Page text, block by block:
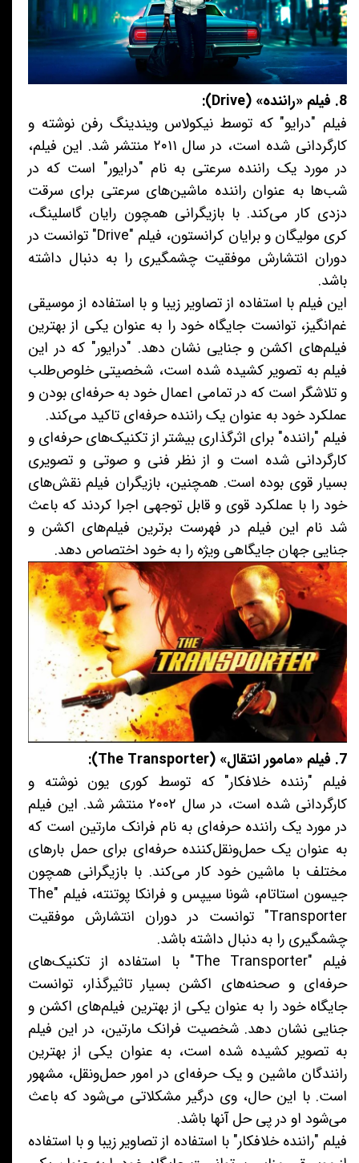
8. فیلم «راننده» (Drive):
فیلم "درایو" که توسط نیکولاس ویندینگ رفن نوشته و
کارگردانی شده است، در سال ۲۰۱۱ منتشر شد. این فیلم،
در مورد یک راننده سرعتی به نام "درایور" است که در
شب‌ها به عنوان راننده ماشین‌های سرعتی برای سرقت
دزدی کار می‌کند. با بازیگرانی همچون رایان گاسلینگ،
کری مولیگان و برایان کرانستون، فیلم "Drive" توانست در
دوران انتشارش موفقیت چشمگیری را به دنبال داشته
باشد.
این فیلم با استفاده از تصاویر زیبا و با استفاده از موسیقی
غم‌انگیز، توانست جایگاه خود را به عنوان یکی از بهترین
فیلم‌های اکشن و جنایی نشان دهد. "درایور" که در این
فیلم به تصویر کشیده شده است، شخصیتی خلوص‌طلب
و تلاشگر است که در تمامی اعمال خود به حرفه‌ای بودن و
عملکرد خود به عنوان یک راننده حرفه‌ای تاکید می‌کند.
فیلم "راننده" برای اثرگذاری بیشتر از تکنیک‌های حرفه‌ای و
کارگردانی شده است و از نظر فنی و صوتی و تصویری
بسیار قوی بوده است. همچنین، بازیگران فیلم نقش‌های
خود را با عملکرد قوی و قابل توجهی اجرا کردند که باعث
شد نام این فیلم در فهرست برترین فیلم‌های اکشن و
جنایی جهان جایگاهی ویژه را به خود اختصاص دهد.
7. فیلم «مامور انتقال» (The Transporter):
فیلم "رننده خلافکار" که توسط کوری یون نوشته و
کارگردانی شده است، در سال ۲۰۰۲ منتشر شد. این فیلم
در مورد یک راننده حرفه‌ای به نام فرانک مارتین است که
به عنوان یک حمل‌ونقل‌کننده حرفه‌ای برای حمل بارهای
مختلف با ماشین خود کار می‌کند. با بازیگرانی همچون
جیسون استاتام، شونا سیپس و فرانکا پوتنته، فیلم "The
Transporter" توانست در دوران انتشارش موفقیت
چشمگیری را به دنبال داشته باشد.
فیلم "The Transporter" با استفاده از تکنیک‌های
حرفه‌ای و صحنه‌های اکشن بسیار تاثیرگذار، توانست
جایگاه خود را به عنوان یکی از بهترین فیلم‌های اکشن و
جنایی نشان دهد. شخصیت فرانک مارتین، در این فیلم
به تصویر کشیده شده است، به عنوان یکی از بهترین
رانندگان ماشین و یک حرفه‌ای در امور حمل‌ونقل، مشهور
است. با این حال، وی درگیر مشکلاتی می‌شود که باعث
می‌شود او در پی حل آنها باشد.
فیلم "راننده خلافکار" با استفاده از تصاویر زیبا و با استفاده